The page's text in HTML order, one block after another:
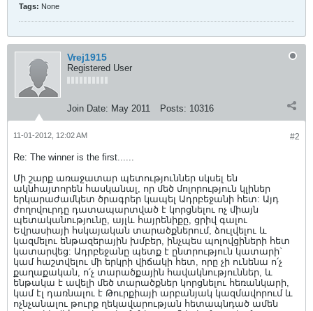
Tags: None
Vrej1915
Registered User
Join Date: May 2011 Posts: 10316
#2
11-01-2012, 12:02 AM
Re: The winner is the first......
Մի շարք առաջատար պետություններ սկսել են
ակնհայտորեն հասկանալ, որ մեծ մոլորություն կլիներ
երկարաժամկետ ծրագրեր կապել Ադրբեջանի հետ: Այդ
ժողովուրդը դատապարտված է կորցնելու ոչ միայն
պետականությունը, այլև հայրենիքը, ցրիվ գալու
Եվրասիայի հսկայական տարածքներում, ձուլվելու և
կազմելու ենթազերային խմբեր, ինչպես պոլովցիների հետ
կատարվեց: Ադրբեջանը պետք է ընտրություն կատարի`
կամ հաշտվելու մի երկրի վիճակի հետ, որը չի ունենա ո՛չ
քաղաքական, ո՛չ տարածքային հավակնություններ, և
ենթակա է ավելի մեծ տարածքներ կորցնելու հեռանկարի,
կամ էլ դառնալու է Թուրքիայի արբանյակ կազմավորում և
ոչնչանալու թուրք ղեկավարության հետապնդած ամեն